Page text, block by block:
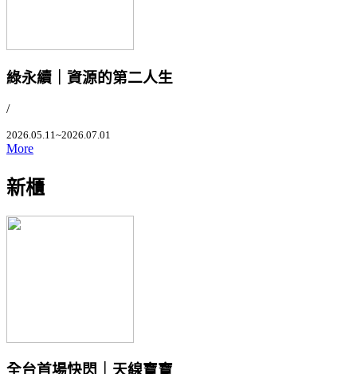
綠永續｜資源的第二人生
/
2026.05.11~2026.07.01
More
新櫃
全台首場快閃｜天線寶寶